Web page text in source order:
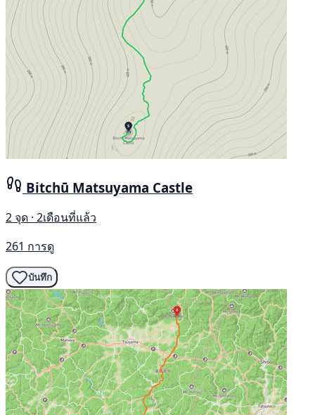
Bitchū Matsuyama Castle
2 จุด · 2เดือนที่แล้ว
261 การดู
บันทึก